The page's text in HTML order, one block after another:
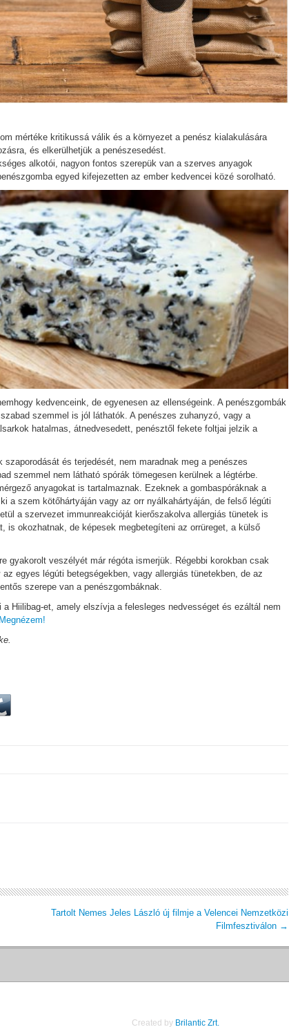
mértéke kritikussá válik és a környezet a penész kialakulására
és elkerülhetjük a penészesedést.
alkotói, nagyon fontos szerepük van a szerves anyagok
egyed kifejezetten az ember kedvencei közé sorolható.
kedvenceink, de egyenesen az ellenségeink. A penészgombák
szemmel is jól láthatók. A penészes zuhanyzó, vagy a
hatalmas, átnedvesedett, penésztől fekete foltjai jelzik a
és terjedését, nem maradnak meg a penészes
szemmel nem látható spórák tömegesen kerülnek a légtérbe.
anyagokat is tartalmaznak. Ezeknek a gombaspóráknak a
a szem kötőhártyáján vagy az orr nyálkahártyáján, de felső légúti
a szervezet immunreakcióját kierőszakolva allergiás tünetek is
is okozhatnak, de képesek megbetegíteni az orrüreget, a külső
gyakorolt veszélyét már régóta ismerjük. Régebbi korokban csak
egyes légúti betegségekben, vagy allergiás tünetekben, de az
szerepe van a penészgombáknak.
Hiilibag-et, amely elszívja a felesleges nedvességet és ezáltál nem
Megnézem!
Tartolt Nemes Jeles László új filmje a Velencei Nemzetközi
Filmfesztiválon →
Created by Brilantic Zrt.